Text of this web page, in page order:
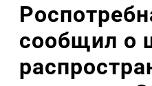
сообщил о